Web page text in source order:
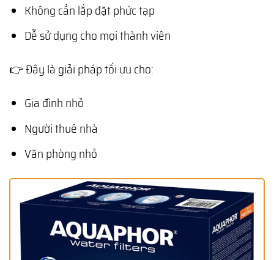
Không cần lắp đặt phức tạp
Dễ sử dụng cho mọi thành viên
👉 Đây là giải pháp tối ưu cho:
Gia đình nhỏ
Người thuê nhà
Văn phòng nhỏ